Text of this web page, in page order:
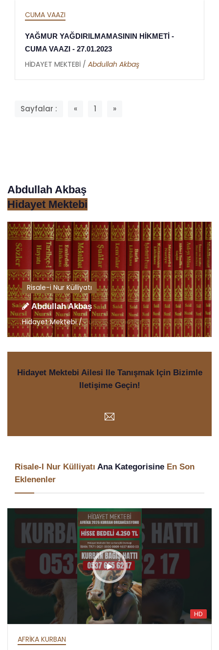
CUMA VAAZI
YAĞMUR YAĞDIRILMAMASININ HİKMETİ -
CUMA VAAZI - 27.01.2023
HİDAYET MEKTEBİ / Abdullah Akbaş
Sayfalar : « 1 »
Abdullah Akbaş
Hidayet Mektebi
Risale-i Nur Külliyatı
Abdullah Akbaş
Hidayet Mektebi /Türkçe Sohbetler
Hidayet Mektebi Ailesi Ile Tanışmak Için Bizimle
Iletişime Geçin!
Risale-I Nur Külliyatı Ana Kategorisine En Son
Eklenenler